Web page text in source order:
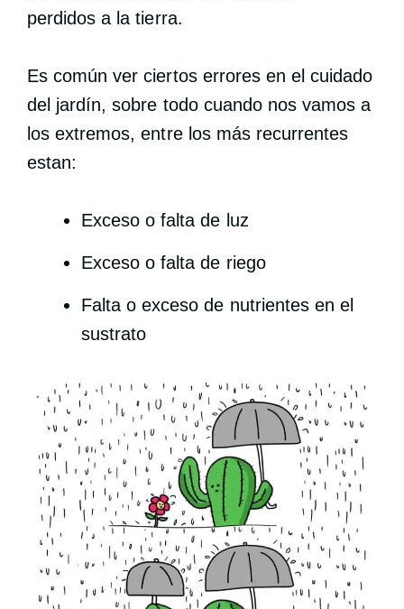
perdidos a la tierra.
Es común ver ciertos errores en el cuidado
del jardín, sobre todo cuando nos vamos a
los extremos, entre los más recurrentes
estan:
Exceso o falta de luz
Exceso o falta de riego
Falta o exceso de nutrientes en el
sustrato